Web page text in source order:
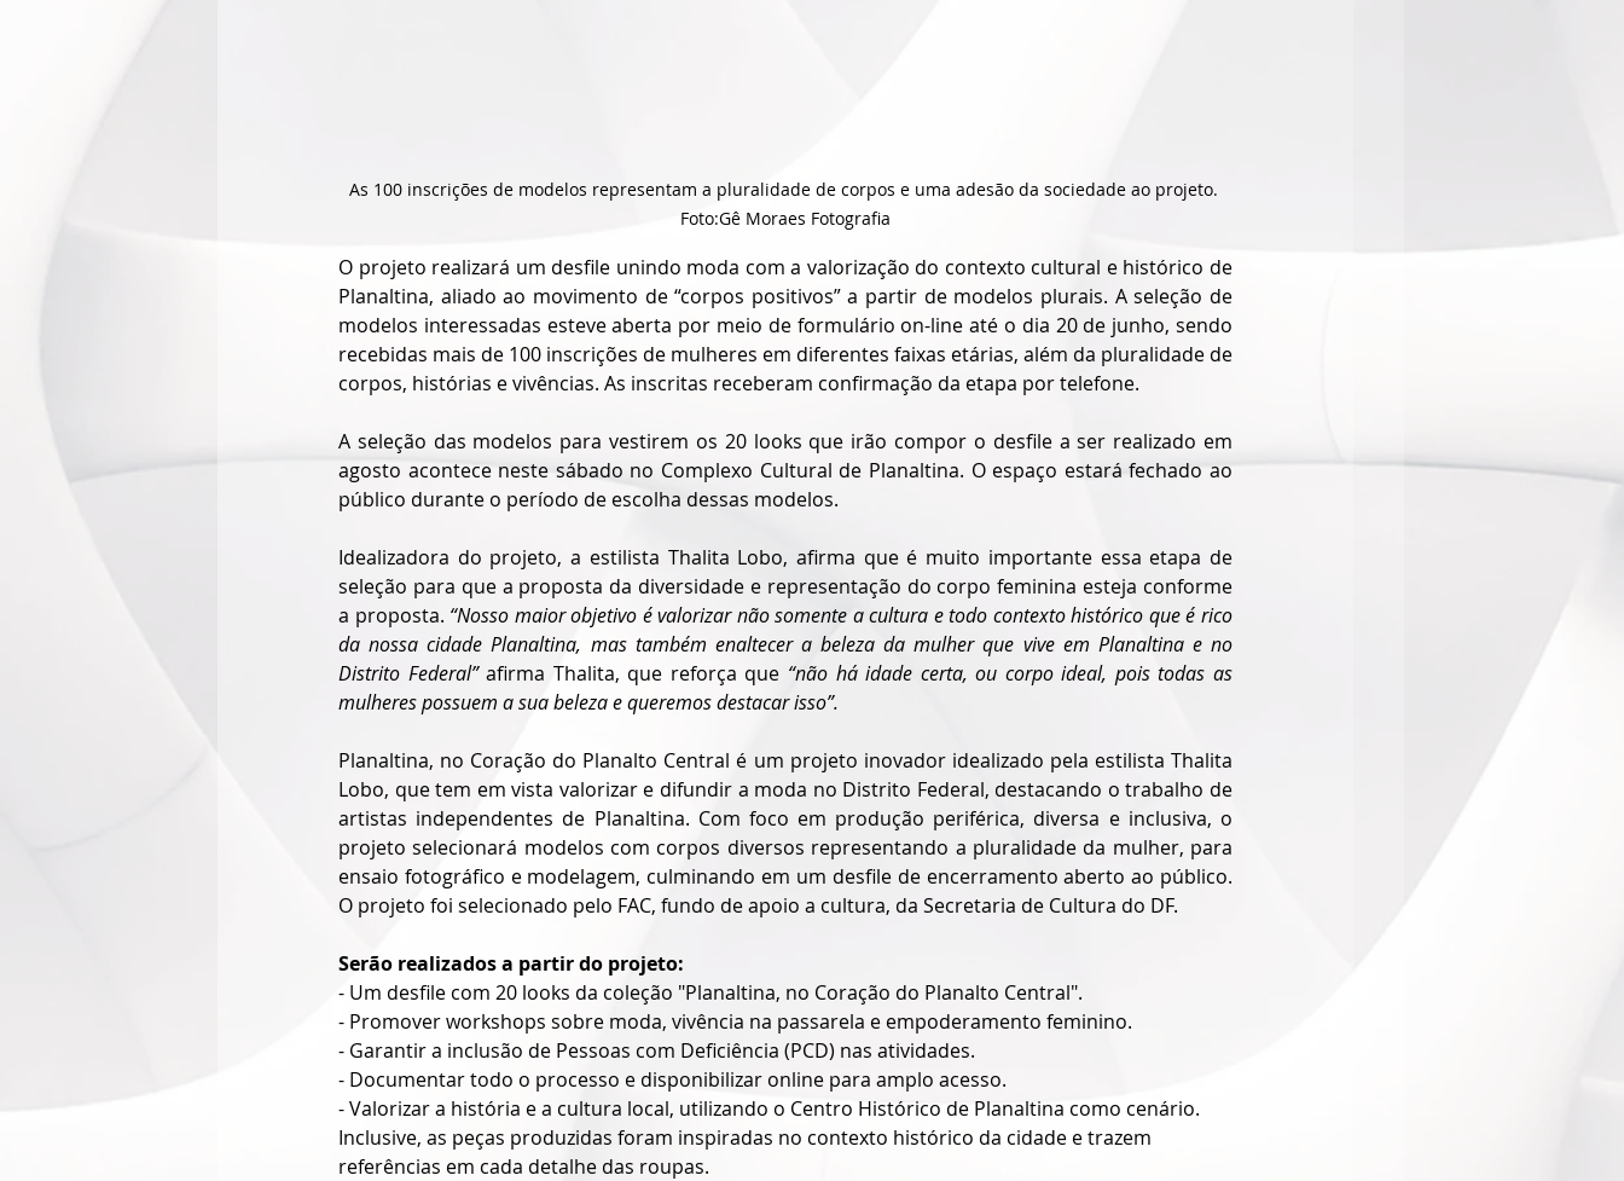
As 100 inscrições de modelos representam a pluralidade de corpos e uma adesão da sociedade ao projeto.
Foto:Gê Moraes Fotografia
O projeto realizará um desfile unindo moda com a valorização do contexto cultural e histórico de
Planaltina, aliado ao movimento de “corpos positivos” a partir de modelos plurais. A seleção de
modelos interessadas esteve aberta por meio de formulário on-line até o dia 20 de junho, sendo
recebidas mais de 100 inscrições de mulheres em diferentes faixas etárias, além da pluralidade de
corpos, histórias e vivências. As inscritas receberam confirmação da etapa por telefone.
A seleção das modelos para vestirem os 20 looks que irão compor o desfile a ser realizado em
agosto acontece neste sábado no Complexo Cultural de Planaltina. O espaço estará fechado ao
público durante o período de escolha dessas modelos.
Idealizadora do projeto, a estilista Thalita Lobo, afirma que é muito importante essa etapa de
seleção para que a proposta da diversidade e representação do corpo feminina esteja conforme
a proposta. “Nosso maior objetivo é valorizar não somente a cultura e todo contexto histórico que é rico
da nossa cidade Planaltina, mas também enaltecer a beleza da mulher que vive em Planaltina e no
Distrito Federal” afirma Thalita, que reforça que “não há idade certa, ou corpo ideal, pois todas as
mulheres possuem a sua beleza e queremos destacar isso”.
Planaltina, no Coração do Planalto Central é um projeto inovador idealizado pela estilista Thalita
Lobo, que tem em vista valorizar e difundir a moda no Distrito Federal, destacando o trabalho de
artistas independentes de Planaltina. Com foco em produção periférica, diversa e inclusiva, o
projeto selecionará modelos com corpos diversos representando a pluralidade da mulher, para
ensaio fotográfico e modelagem, culminando em um desfile de encerramento aberto ao público.
O projeto foi selecionado pelo FAC, fundo de apoio a cultura, da Secretaria de Cultura do DF.
Serão realizados a partir do projeto:
- Um desfile com 20 looks da coleção "Planaltina, no Coração do Planalto Central".
- Promover workshops sobre moda, vivência na passarela e empoderamento feminino.
- Garantir a inclusão de Pessoas com Deficiência (PCD) nas atividades.
- Documentar todo o processo e disponibilizar online para amplo acesso.
- Valorizar a história e a cultura local, utilizando o Centro Histórico de Planaltina como cenário.
Inclusive, as peças produzidas foram inspiradas no contexto histórico da cidade e trazem
referências em cada detalhe das roupas.